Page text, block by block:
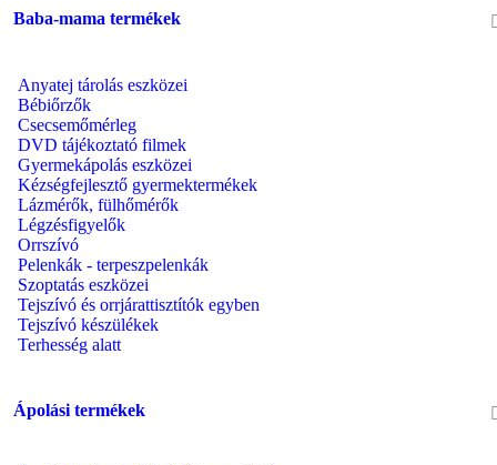
Baba-mama termékek
Anyatej tárolás eszközei
Bébiőrzők
Csecsemőmérleg
DVD tájékoztató filmek
Gyermekápolás eszközei
Kézségfejlesztő gyermektermékek
Lázmérők, fülhőmérők
Légzésfigyelők
Orrszívó
Pelenkák - terpeszpelenkák
Szoptatás eszközei
Tejszívó és orrjárattisztítók egyben
Tejszívó készülékek
Terhesség alatt
Ápolási termékek